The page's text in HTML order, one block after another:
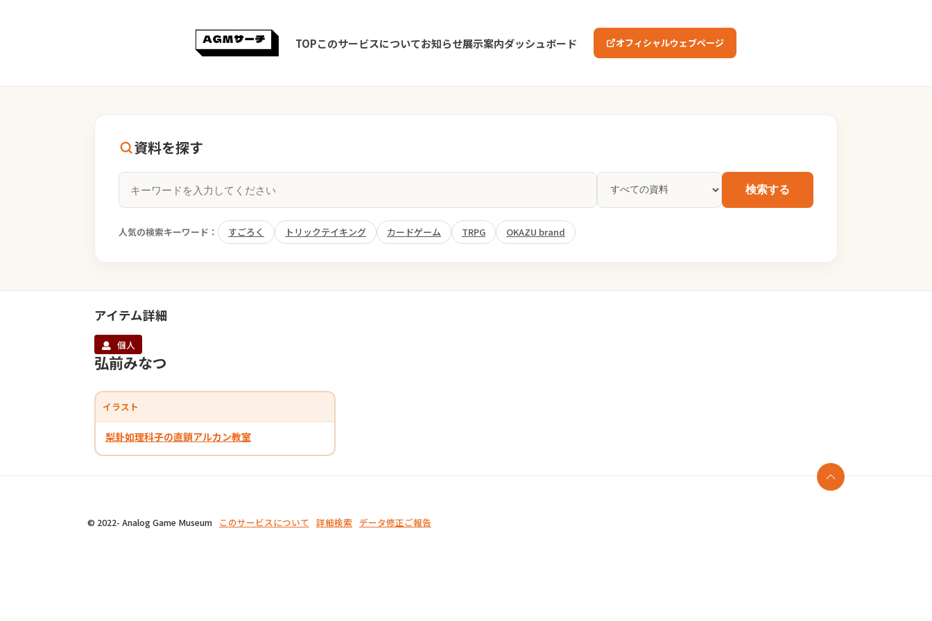
TOPこのサービスについてお知らせ展示案内ダッシュボード オフィシャルウェブページ
資料を探す
検索する
人気の検索キーワード： すごろく トリックテイキング カードゲーム TRPG OKAZU brand
アイテム詳細
個人
弘前みなつ
イラスト
梨卦如理科子の直鎖アルカン教室
© 2022- Analog Game Museum このサービスについて 詳細検索 データ修正ご報告